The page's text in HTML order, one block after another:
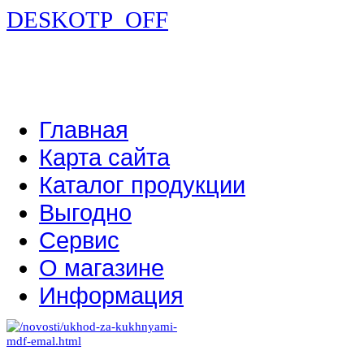
DESKOTP_OFF
Главная
Карта сайта
Каталог продукции
Выгодно
Сервис
О магазине
Информация